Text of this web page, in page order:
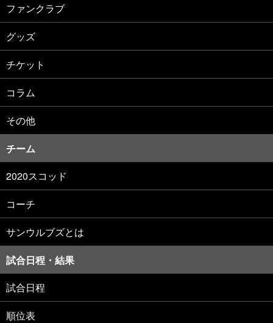
ファンクラブ
グッズ
チケット
コラム
その他
チーム
2020スコッド
コーチ
サンウルブズとは
試合日程・結果
試合日程
順位表